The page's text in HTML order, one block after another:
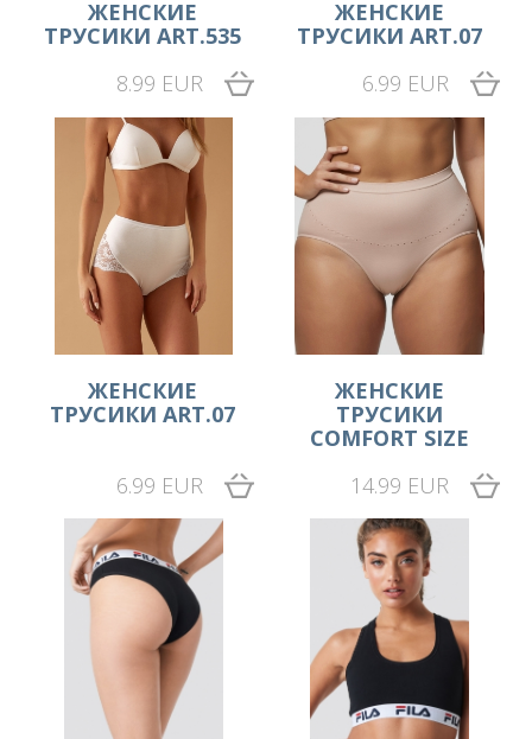
ЖЕНСКИЕ
ТРУСИКИ ART.535
8.99 EUR
ЖЕНСКИЕ
ТРУСИКИ ART.07
6.99 EUR
ЖЕНСКИЕ
ТРУСИКИ ART.07
6.99 EUR
ЖЕНСКИЕ
ТРУСИКИ
COMFORT SIZE
14.99 EUR